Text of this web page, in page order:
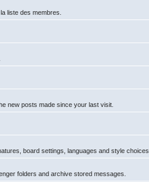
liste des membres.
new posts made since your last visit.
board settings, languages and style choices.
folders and archive stored messages.